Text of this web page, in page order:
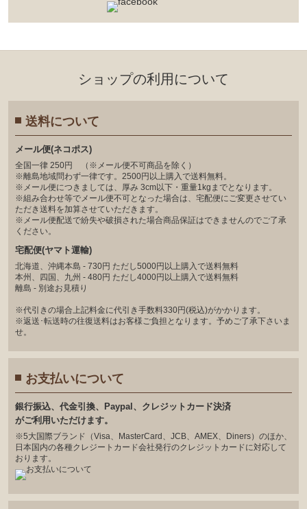
ショップの利⽤について
送料について
メール便(ネコポス)
全国一律 250円 （※メール便不可商品を除く）
※離島地域問わず一律です。2500円以上購入で送料無料。
※メール便につきましては、厚み 3cm以下・重量1kgまでとなります。
※組み合わせ等でメール便不可となった場合は、宅配便にご変更させてい
ただき送料を加算させていただきます。
※メール便配送で紛失や破損された場合商品保証はできませんのでご了承
ください。
宅配便(ヤマト運輸)
北海道、沖縄本島 - 730円 ただし5000円以上購入で送料無料
本州、四国、九州 - 480円 ただし4000円以上購入で送料無料
離島 - 別途お見積り
※代引きの場合上記料金に代引き手数料330円(税込)がかかります。
※返送･転送時の往復送料はお客様ご負担となります。予めご了承下さいま
せ。
お支払いについて
銀⾏振込、代⾦引換、Paypal、クレジットカード決済
がご利⽤いただけます。
※5大国際ブランド（Visa、MasterCard、JCB、AMEX、Diners）のほか、
日本国内の各種クレジートカード会社発行のクレジットカードに対応して
おります。